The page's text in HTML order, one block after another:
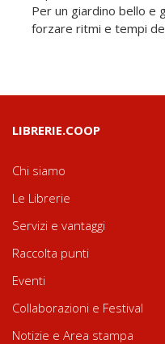
Per un giardino bello e
forzare ritmi e tempi
LIBRERIE.COOP
Chi siamo
Le Librerie
Servizi e vantaggi
Raccolta punti
Eventi
Collaborazioni e Festival
Notizie e Area stampa